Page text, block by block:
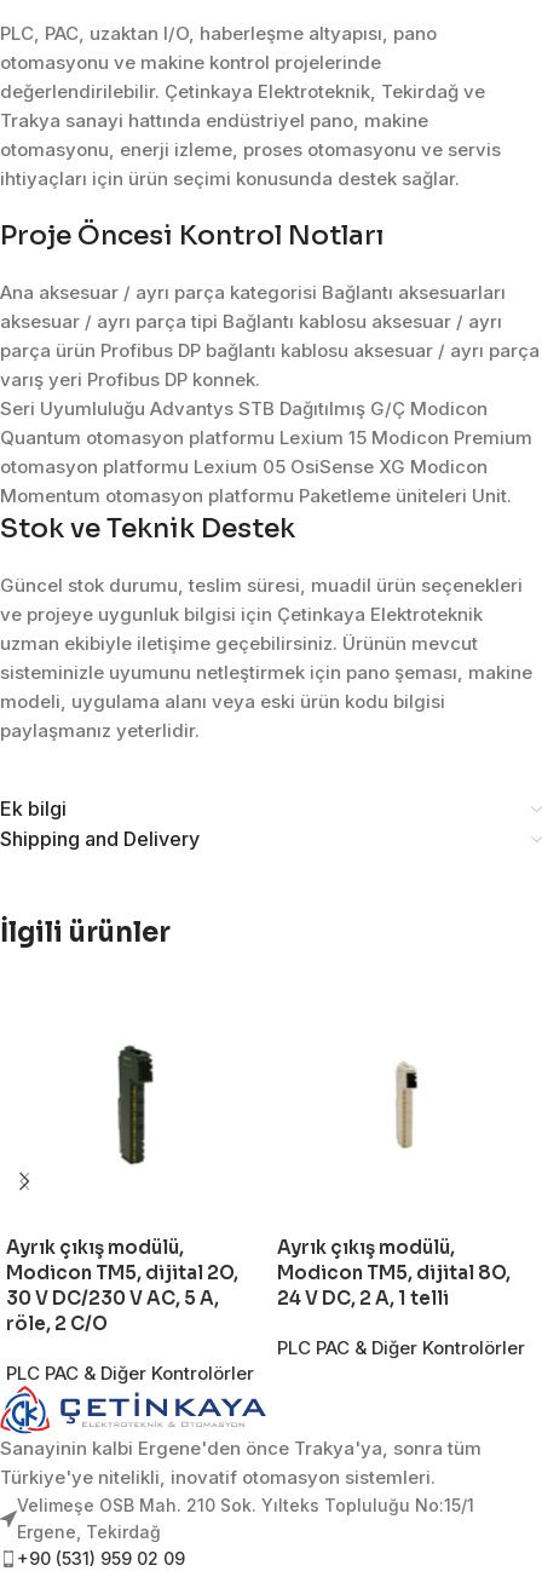
PLC, PAC, uzaktan I/O, haberleşme altyapısı, pano
otomasyonu ve makine kontrol projelerinde
değerlendirilebilir. Çetinkaya Elektroteknik, Tekirdağ ve
Trakya sanayi hattında endüstriyel pano, makine
otomasyonu, enerji izleme, proses otomasyonu ve servis
ihtiyaçları için ürün seçimi konusunda destek sağlar.
Proje Öncesi Kontrol Notları
Ana aksesuar / ayrı parça kategorisi Bağlantı aksesuarları
aksesuar / ayrı parça tipi Bağlantı kablosu aksesuar / ayrı
parça ürün Profibus DP bağlantı kablosu aksesuar / ayrı parça
varış yeri Profibus DP konnek.
Seri Uyumluluğu Advantys STB Dağıtılmış G/Ç Modicon
Quantum otomasyon platformu Lexium 15 Modicon Premium
otomasyon platformu Lexium 05 OsiSense XG Modicon
Momentum otomasyon platformu Paketleme üniteleri Unit.
Stok ve Teknik Destek
Güncel stok durumu, teslim süresi, muadil ürün seçenekleri
ve projeye uygunluk bilgisi için Çetinkaya Elektroteknik
uzman ekibiyle iletişime geçebilirsiniz. Ürünün mevcut
sisteminizle uyumunu netleştirmek için pano şeması, makine
modeli, uygulama alanı veya eski ürün kodu bilgisi
paylaşmanız yeterlidir.
Ek bilgi
Shipping and Delivery
İlgili ürünler
Ayrık çıkış modülü,
Modicon TM5, dijital 2O,
30 V DC/230 V AC, 5 A,
röle, 2 C/O
PLC PAC & Diğer Kontrolörler
Ayrık çıkış modülü,
Modicon TM5, dijital 8O,
24 V DC, 2 A, 1 telli
PLC PAC & Diğer Kontrolörler
Sanayinin kalbi Ergene'den önce Trakya'ya, sonra tüm
Türkiye'ye nitelikli, inovatif otomasyon sistemleri.
Velimeşe OSB Mah. 210 Sok. Yılteks Topluluğu No:15/1
Ergene, Tekirdağ
+90 (531) 959 02 09